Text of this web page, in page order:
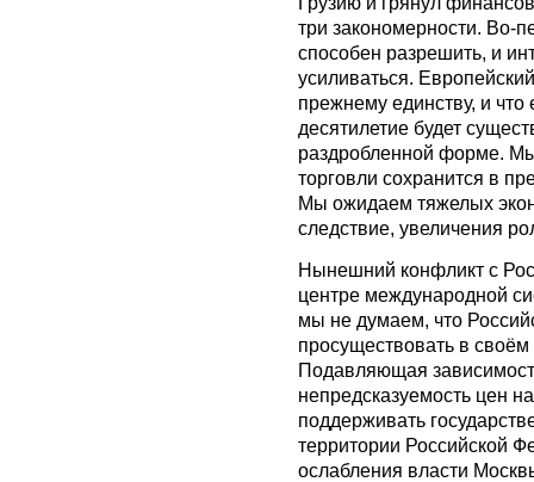
три закономерности. Во-
способен разрешить, и
усиливаться.
прежнему единству, и
десятилетие будет
раздробленной форме.
торговли сохранится в
Мы ожидаем тяжелых
следствие, увеличения
Нынешний конфликт с
центре международной
мы не думаем, что
просуществовать в
Подавляющая
непредсказуемость цен
поддерживать
территории Российской
ослабления власти